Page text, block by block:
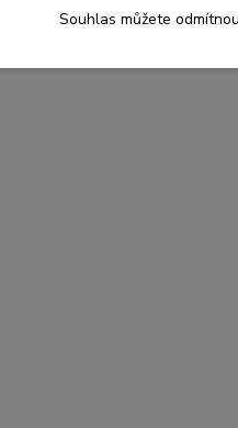
Souhlas můžete